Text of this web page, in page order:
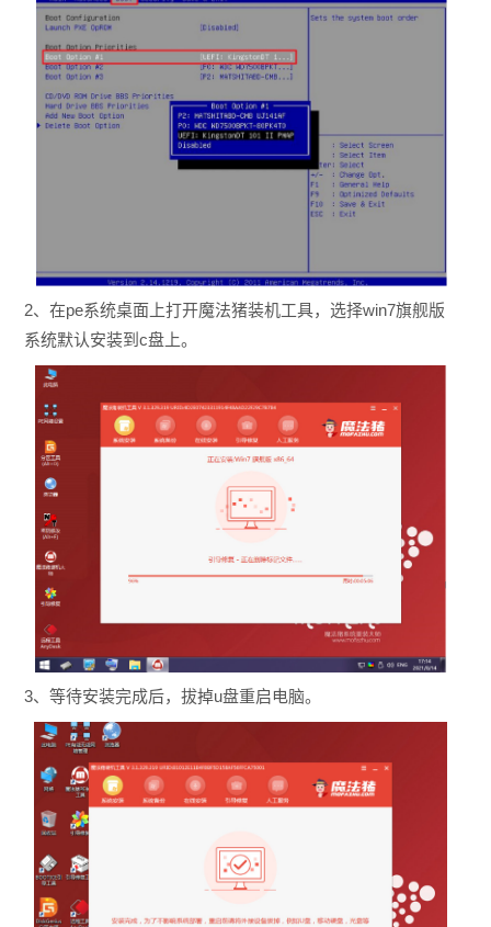
2、在pe系统桌面上打开魔法猪装机工具，选择win7旗舰版
系统默认安装到c盘上。
3、等待安装完成后，拔掉u盘重启电脑。